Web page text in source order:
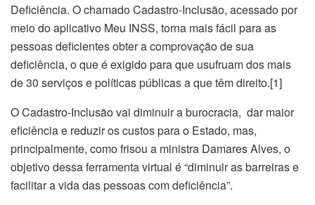
Deficiência. O chamado Cadastro-Inclusão, acessado por
meio do aplicativo Meu INSS, torna mais fácil para as
pessoas deficientes obter a comprovação de sua
deficiência, o que é exigido para que usufruam dos mais
de 30 serviços e políticas públicas a que têm direito.[1]
O Cadastro-Inclusão vai diminuir a burocracia, dar maior
eficiência e reduzir os custos para o Estado, mas,
principalmente, como frisou a ministra Damares Alves, o
objetivo dessa ferramenta virtual é “diminuir as barreiras e
facilitar a vida das pessoas com deficiência”.